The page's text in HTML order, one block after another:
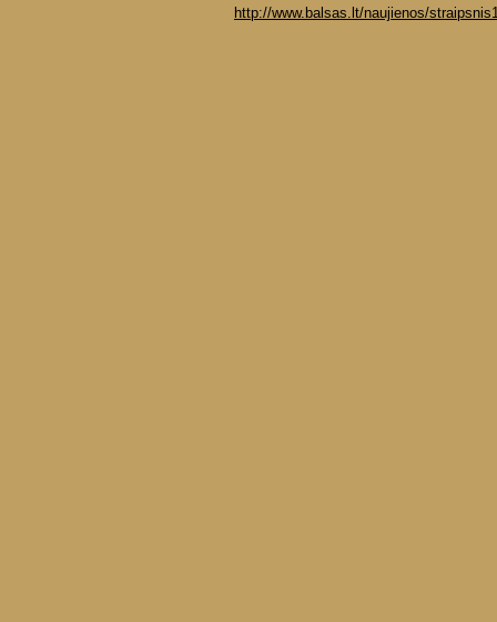
http://www.balsas.lt/naujienos/